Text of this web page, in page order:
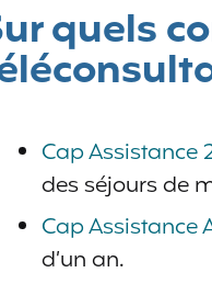
quels
Cap Assistance
des séjours de
Cap Assistance
d’un an.